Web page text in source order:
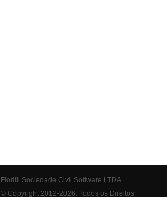
Fiorilli Sociedade Civil Software LTDA
© Copyright 2012-2026. Todos os Direitos